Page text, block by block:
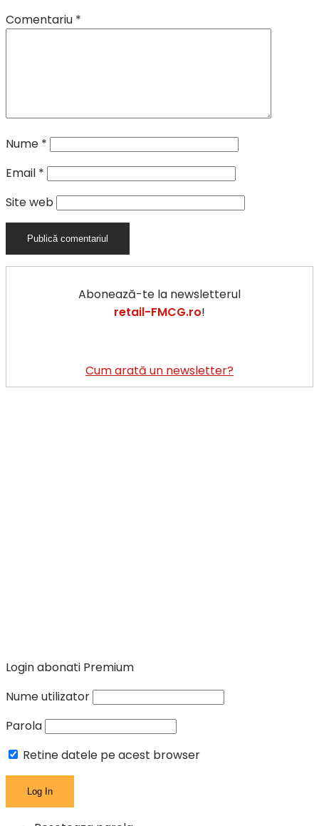
Comentariu *
Nume *
Email *
Site web
Abonează-te la newsletterul
retail-FMCG.ro!
Cum arată un newsletter?
Login abonati Premium
Nume utilizator
Parola
Retine datele pe acest browser